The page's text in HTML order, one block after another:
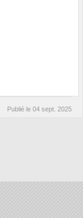
Publié le 04 sept. 2025